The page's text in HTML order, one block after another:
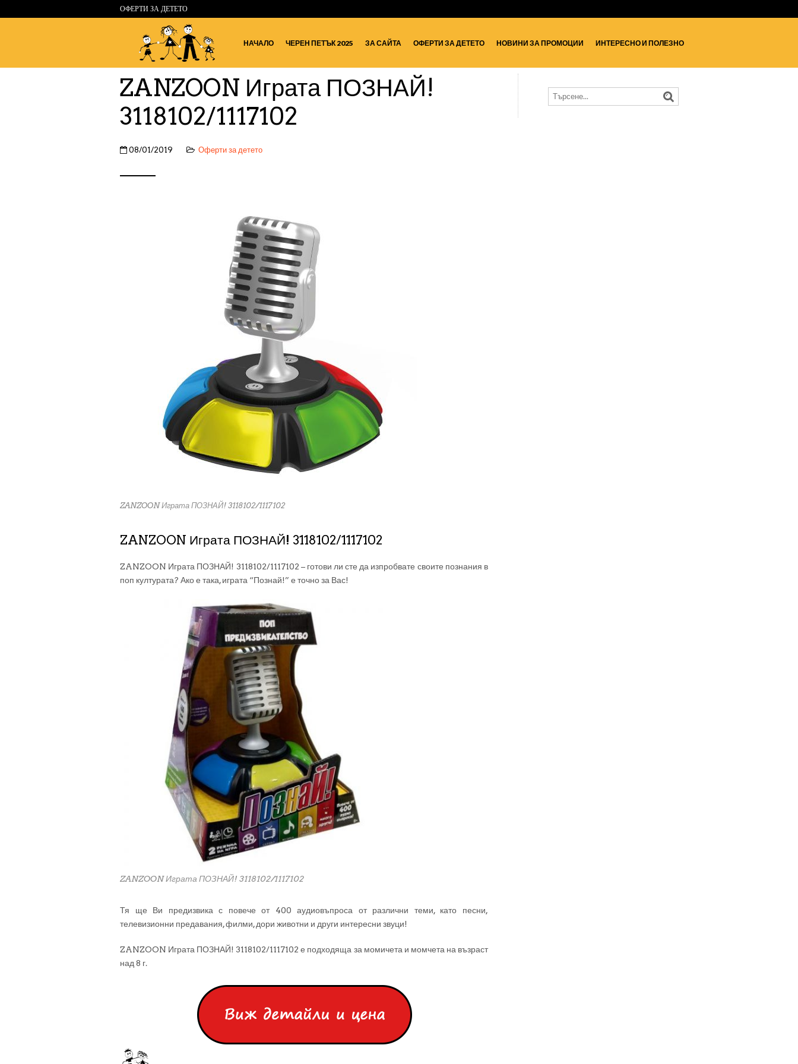
ОФЕРТИ ЗА ДЕТЕТО
НАЧАЛО ЧЕРЕН ПЕТЪК 2025 ЗА САЙТА ОФЕРТИ ЗА ДЕТЕТО НОВИНИ ЗА ПРОМОЦИИ ИНТЕРЕСНО И ПОЛЕЗНО
ZANZOON Играта ПОЗНАЙ!
3118102/1117102
08/01/2019 Оферти за детето
ZANZOON Играта ПОЗНАЙ! 3118102/1117102
ZANZOON Играта ПОЗНАЙ! 3118102/1117102
ZANZOON Играта ПОЗНАЙ! 3118102/1117102 – готови ли сте да изпробвате своите познания в
поп културата? Ако е така, играта “Познай!” е точно за Вас!
ZANZOON Играта ПОЗНАЙ! 3118102/1117102
Тя ще Ви предизвика с повече от 400 аудиовъпроса от различни теми, като песни,
телевизионни предавания, филми, дори животни и други интересни звуци!
ZANZOON Играта ПОЗНАЙ! 3118102/1117102 е подходяща за момичета и момчета на възраст
над 8 г.